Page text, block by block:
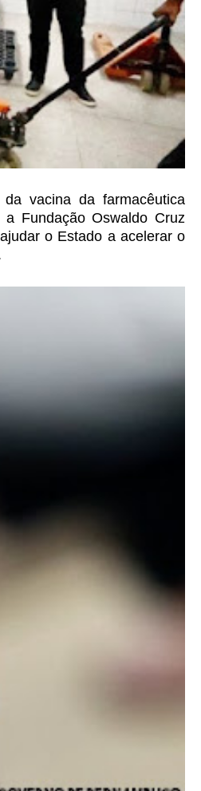
vacina da farmacêutica
Fundação Oswaldo Cruz
ajudar o Estado a acelerar o